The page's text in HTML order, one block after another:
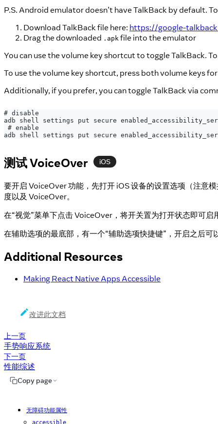
P.S. Android emulator doesn’t have TalkBack by default.
Download TalkBack file here: https://google-
Drag the downloaded .apk file into the emulator
You can use the volume key shortcut to toggle TalkBack.
To use the volume key shortcut, press both volume keys
Additionally, if you prefer, you can toggle TalkBack via
# disable
adb shell settings put secure
# enable
adb shell settings put secure
测试 VoiceOver iOS
要开启 VoiceOver 功能，先打开 iOS 设备的设置选项（注意
度以及 VoiceOver。
在“视觉”菜单下点击 VoiceOver，将开关置为打开状态即可启
在辅助选项的最底部，有一个“辅助选项快捷键”，开启之后
Additional Resources
Making React Native Apps Accessible
改进此文档
上一页
手势响应系统
下一页
性能综述
Copy page
无障碍功能属性